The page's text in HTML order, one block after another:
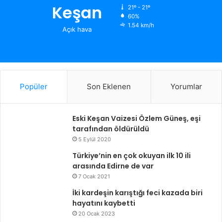
Keşan
Açık hava
21º - 21º
60%
1.54 km/h
Popüler Son Eklenen Yorumlar
Eski Keşan Vaizesi Özlem Güneş, eşi
tarafından öldürüldü
5 Eylül 2020
Türkiye’nin en çok okuyan ilk 10 ili
arasında Edirne de var
7 Ocak 2021
İki kardeşin karıştığı feci kazada biri
hayatını kaybetti
20 Ocak 2023